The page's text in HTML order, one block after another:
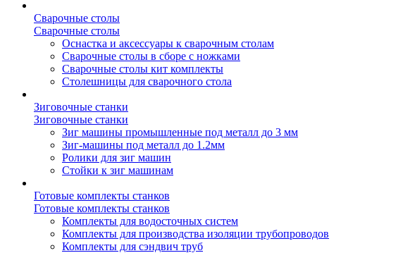
Сварочные столы
Сварочные столы
Оснастка и аксессуары к сварочным столам
Сварочные столы в сборе с ножками
Сварочные столы кит комплекты
Столешницы для сварочного стола
Зиговочные станки
Зиговочные станки
Зиг машины промышленные под металл до 3 мм
Зиг-машины под металл до 1.2мм
Ролики для зиг машин
Стойки к зиг машинам
Готовые комплекты станков
Готовые комплекты станков
Комплекты для водосточных систем
Комплекты для производства изоляции трубопроводов
Комплекты для сэндвич труб